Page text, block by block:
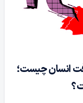
انسان چیست؛